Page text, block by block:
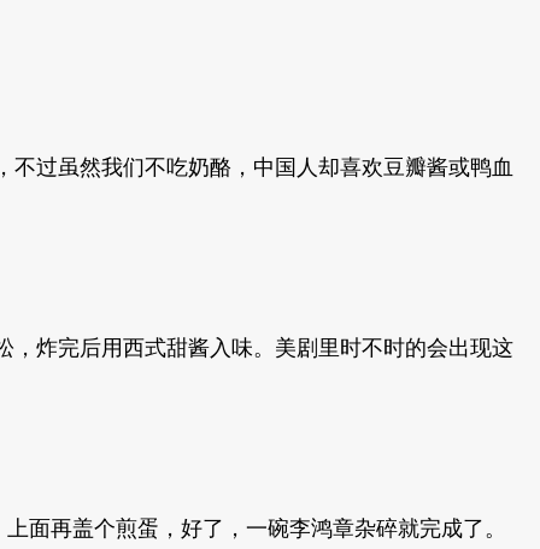
过虽然我们不吃奶酪，中国人却喜欢豆瓣酱或鸭血
炸完后用西式甜酱入味。美剧里时不时的会出现这
面再盖个煎蛋，好了，一碗李鸿章杂碎就完成了。